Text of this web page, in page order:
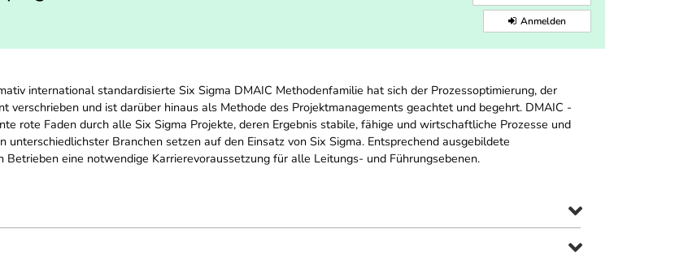
Anmelden
international standardisierte Six Sigma DMAIC Methodenfamilie hat sich der Prozessoptimierung, der
verschrieben und ist darüber hinaus als Methode des Projektmanagements geachtet und begehrt. DMAIC -
rote Faden durch alle Six Sigma Projekte, deren Ergebnis stabile, fähige und wirtschaftliche Prozesse und
Branchen setzen auf den Einsatz von Six Sigma. Entsprechend ausgebildete
eine notwendige Karrierevoraussetzung für alle Leitungs- und Führungsebenen.